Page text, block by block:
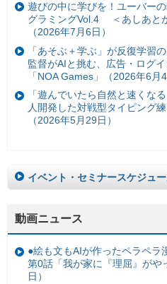
遊びの中に学びを！ユーバー
グラミングVol.4 ＜あしあと
（2026年7月6日）
「あそぶ＋学ぶ」が反復学習
監督がAIと挑む、広告・ログ
「NOA Games」（2026年6月4
「遊んでいたら自然と速くな
人開発した対戦型タイピング
（2026年5月29日）
イベント・セミナースケジュ
動画ニュース
●絵も文もAIが作ったペラペラ
第0話「我が家に『理屈』がや
日）